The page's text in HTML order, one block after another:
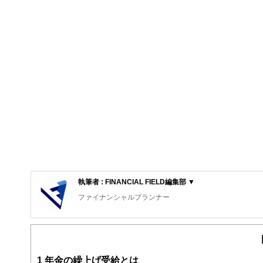
執筆者 : FINANCIAL FIELD編集部 ▼
ファイナンシャルプランナー
FinancialField編集部は、金融、経済に関する記事を、日
案から記事掲載まですべての工程に関わることで、読者目
1 年金の繰上げ受給とは